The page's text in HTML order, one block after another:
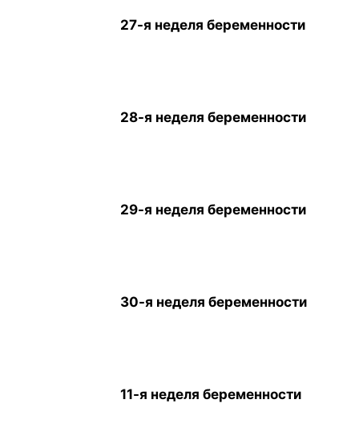
27-я неделя беременности
28-я неделя беременности
29-я неделя беременности
30-я неделя беременности
11-я неделя беременности